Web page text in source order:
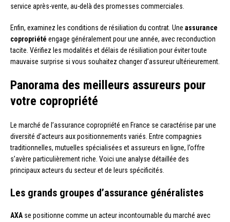
service après-vente, au-delà des promesses commerciales.
Enfin, examinez les conditions de résiliation du contrat. Une assurance
copropriété engage généralement pour une année, avec reconduction
tacite. Vérifiez les modalités et délais de résiliation pour éviter toute
mauvaise surprise si vous souhaitez changer d’assureur ultérieurement.
Panorama des meilleurs assureurs pour
votre copropriété
Le marché de l’assurance copropriété en France se caractérise par une
diversité d’acteurs aux positionnements variés. Entre compagnies
traditionnelles, mutuelles spécialisées et assureurs en ligne, l’offre
s’avère particulièrement riche. Voici une analyse détaillée des
principaux acteurs du secteur et de leurs spécificités.
Les grands groupes d’assurance généralistes
AXA se positionne comme un acteur incontournable du marché avec